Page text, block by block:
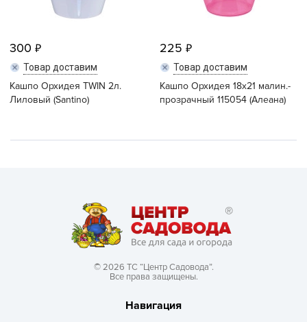
300
Товар доставим
Кашпо Орхидея TWIN 2л.
Лиловый (Santino)
225
Товар доставим
Кашпо Орхидея 18х21 малин.-
прозрачный 115054 (Алеана)
© 2026 ТС “Центр Садовода”.
Все права защищены.
Навигация